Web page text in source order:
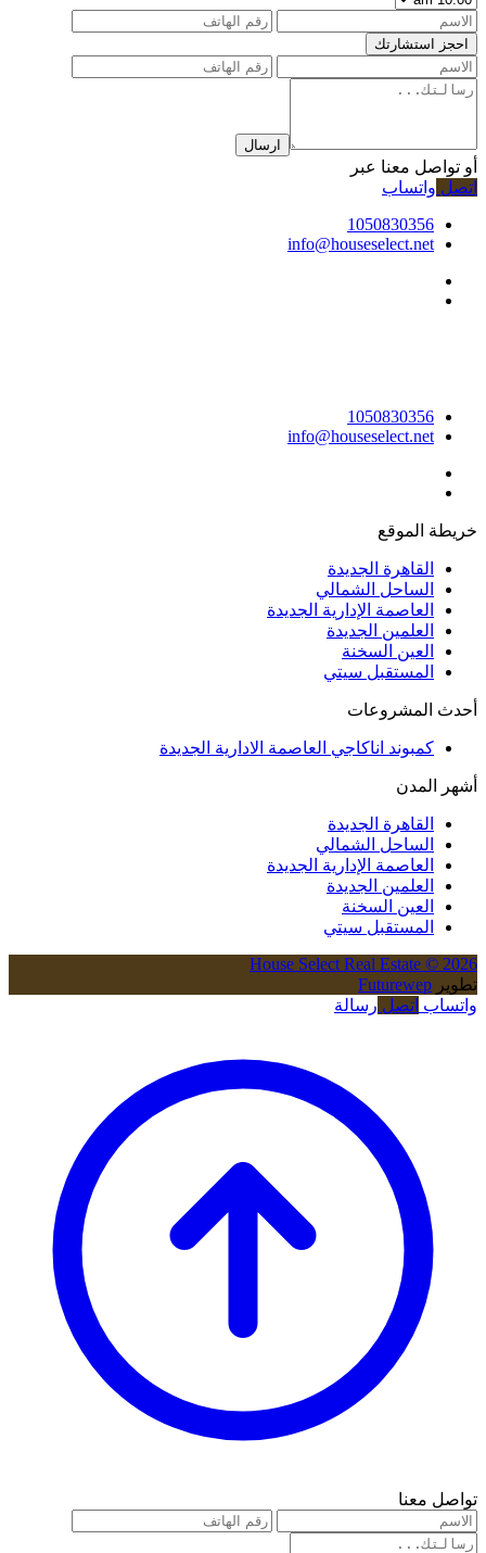
احجز استشارتك
ارسال
أو تواصل معنا عبر
اتصل واتساب
1050830356
info@houseselect.net
1050830356
info@houseselect.net
خريطة الموقع
القاهرة الجديدة
الساحل الشمالي
العاصمة الإدارية الجديدة
العلمين الجديدة
العين السخنة
المستقبل سيتي
أحدث المشروعات
كمبوند اناكاجي العاصمة الادارية الجديدة
أشهر المدن
القاهرة الجديدة
الساحل الشمالي
العاصمة الإدارية الجديدة
العلمين الجديدة
العين السخنة
المستقبل سيتي
House Select Real Estate © 2026
تطوير Futurewep
واتساب اتصل رسالة
تواصل معنا